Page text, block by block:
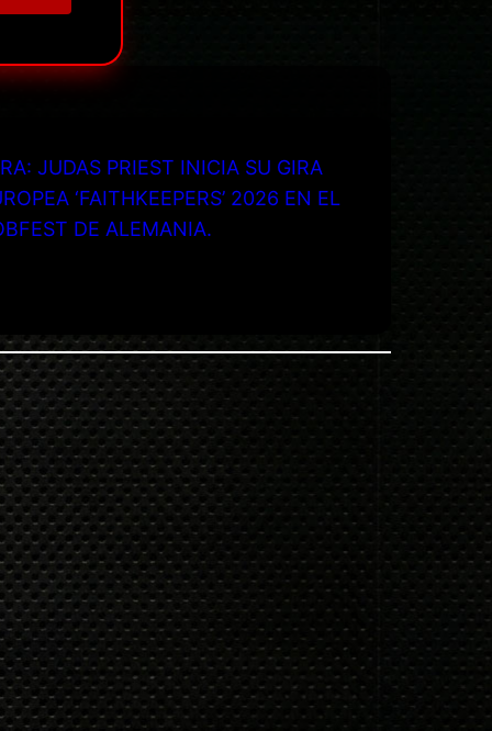
JUDAS PRIEST INICIA SU GIRA
‘FAITHKEEPERS’ 2026 EN EL
DE ALEMANIA.